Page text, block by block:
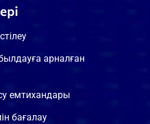
арналған
емтихандары
бағалау